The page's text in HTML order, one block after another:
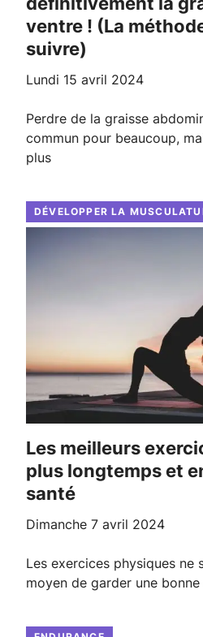
ventre ! (La
suivre)
lundi 15 avril 2024
Perdre de la graisse
commun pour beaucoup,
plus
DÉVELOPPER LA
Les meilleurs exercices pour vivre
plus longtemps et
santé
dimanche 7 avril 2024
Les exercices physiques ne
moyen de garder une